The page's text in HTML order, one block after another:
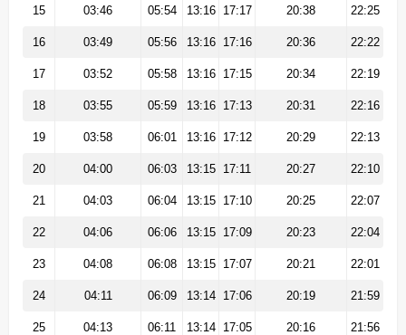
15 03:46 05:54 13:16 17:17 20:38 22:25
16 03:49 05:56 13:16 17:16 20:36 22:22
17 03:52 05:58 13:16 17:15 20:34 22:19
18 03:55 05:59 13:16 17:13 20:31 22:16
19 03:58 06:01 13:16 17:12 20:29 22:13
20 04:00 06:03 13:15 17:11 20:27 22:10
21 04:03 06:04 13:15 17:10 20:25 22:07
22 04:06 06:06 13:15 17:09 20:23 22:04
23 04:08 06:08 13:15 17:07 20:21 22:01
24 04:11 06:09 13:14 17:06 20:19 21:59
25 04:13 06:11 13:14 17:05 20:16 21:56